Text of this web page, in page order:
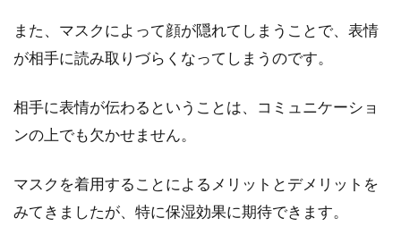
また、マスクによって顔が隠れてしまうことで、表情
が相手に読み取りづらくなってしまうのです。
相手に表情が伝わるということは、コミュニケーショ
ンの上でも欠かせません。
マスクを着用することによるメリットとデメリットを
みてきましたが、特に保湿効果に期待できます。